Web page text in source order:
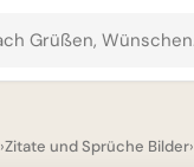
›Zitate und Sprüche Bilder›